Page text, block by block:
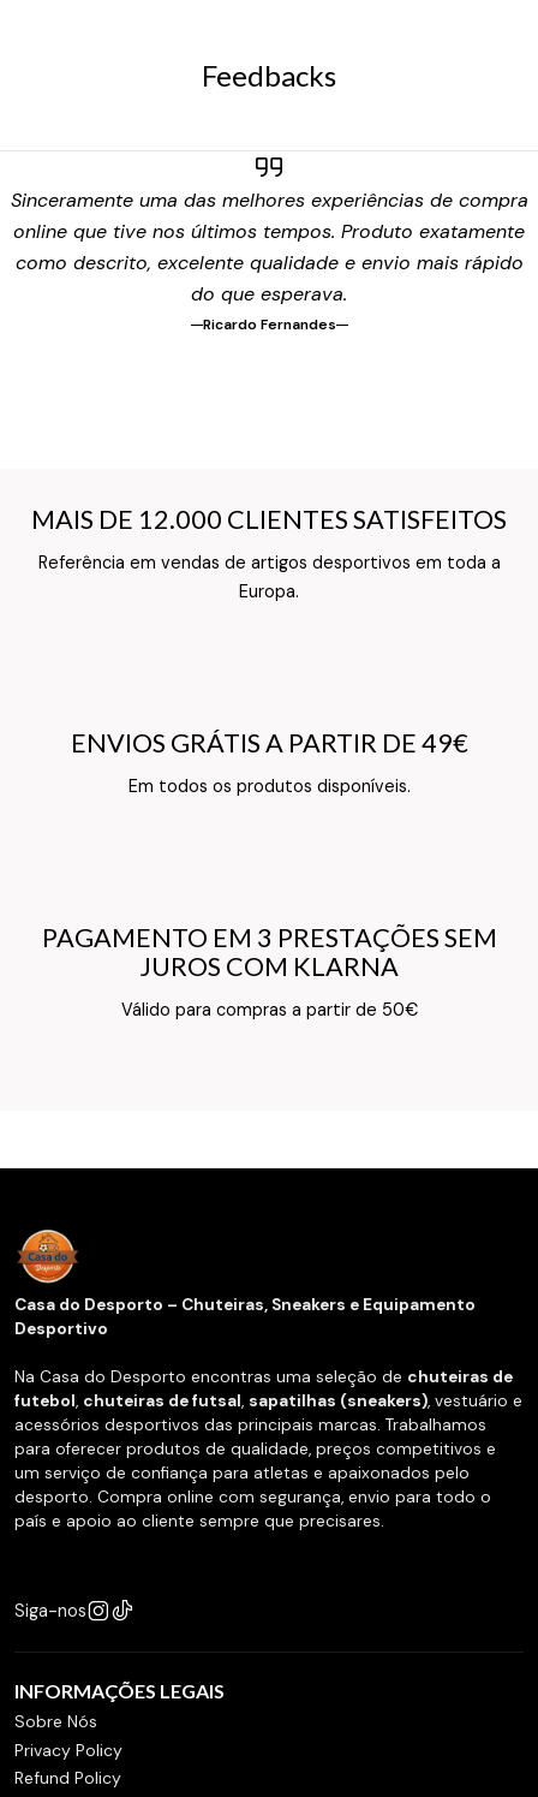
Feedbacks
Sinceramente uma das melhores experiências de compra
online que tive nos últimos tempos. Produto exatamente
como descrito, excelente qualidade e envio mais rápido
do que esperava.
Ricardo Fernandes
MAIS DE 12.000 CLIENTES SATISFEITOS
Referência em vendas de artigos desportivos em toda a
Europa.
MAIS DE 12.000 CLIENTES SATISFEITOS
Texto do Verso do Cartão de Informação
ENVIOS GRÁTIS A PARTIR DE 49€
Em todos os produtos disponíveis.
ENVIOS GRÁTIS A PARTIR DE 49€
Texto do Verso do Cartão de Informação
PAGAMENTO EM 3 PRESTAÇÕES SEM
JUROS COM KLARNA
Válido para compras a partir de 50€
PAGAMENTO EM 3 PRESTAÇÕES SEM
JUROS COM KLARNA
Texto do Verso do Cartão de Informação
Casa do Desporto – Chuteiras, Sneakers e Equipamento
Desportivo
Na Casa do Desporto encontras uma seleção de chuteiras de
futebol, chuteiras de futsal, sapatilhas (sneakers), vestuário e
acessórios desportivos das principais marcas. Trabalhamos
para oferecer produtos de qualidade, preços competitivos e
um serviço de confiança para atletas e apaixonados pelo
desporto. Compra online com segurança, envio para todo o
país e apoio ao cliente sempre que precisares.
Siga-nos
INFORMAÇÕES LEGAIS
Sobre Nós
Privacy Policy
Refund Policy